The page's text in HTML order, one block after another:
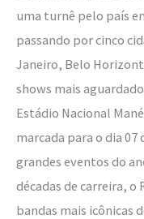
uma turnê pelo país
passando por cinco
Janeiro, Belo
shows mais
Estádio Nacional
marcada para o dia
grandes eventos do
décadas de carreira, o
bandas mais icônicas